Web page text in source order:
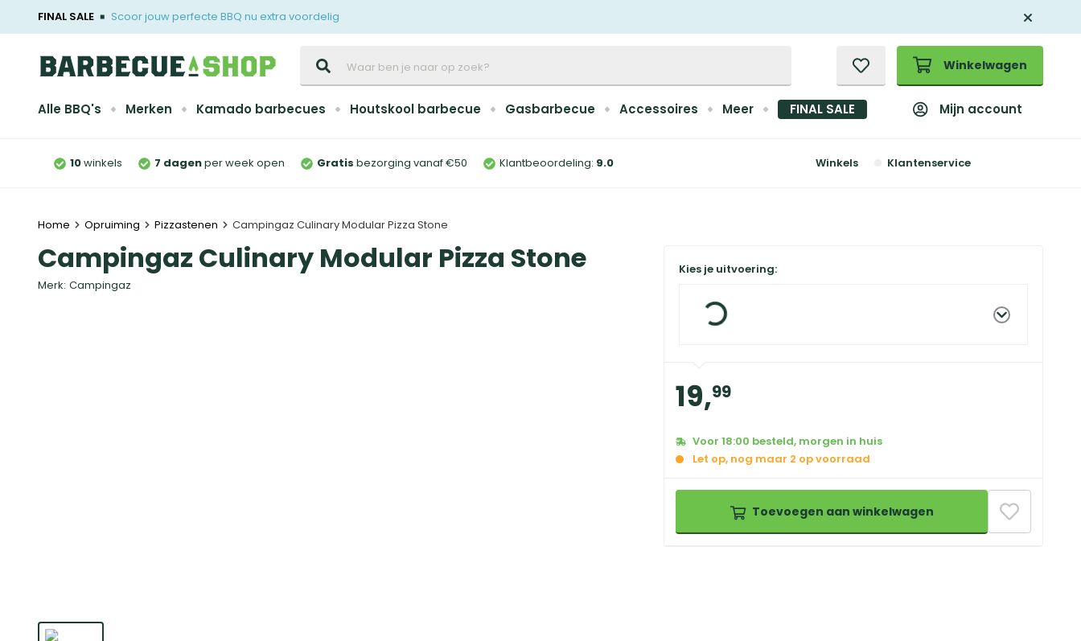
FINAL SALE Scoor jouw perfecte BBQ nu extra voordelig
Winkelwagen
Alle BBQ's Merken Kamado barbecues Houtskool barbecue Gasbarbecue Accessoires Meer FINAL SALE Mijn account
10winkels 7 dagenper week open Gratis bezorging vanaf €50 Klantbeoordeling: 9.0 Winkels Klantenservice
Home Opruiming Pizzastenen Campingaz Culinary Modular Pizza Stone
Campingaz Culinary Modular Pizza Stone
Merk: Campingaz
Kies je uitvoering:
19,99
Voor 18:00 besteld, morgen in huis
Let op, nog maar 2 op voorraad
Toevoegen aan winkelwagen